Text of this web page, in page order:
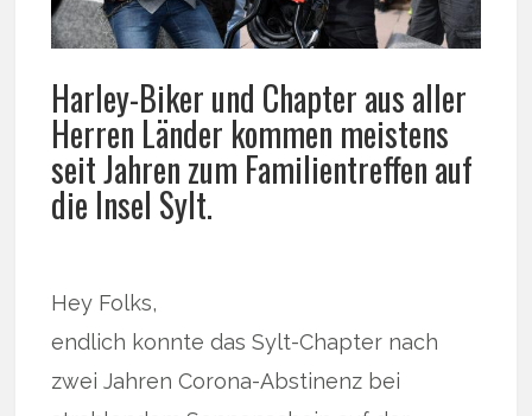
Harley-Biker und Chapter aus aller
Herren Länder kommen meistens
seit Jahren zum Familientreffen auf
die Insel Sylt.
Hey Folks,
endlich konnte das Sylt-Chapter nach
zwei Jahren Corona-Abstinenz bei